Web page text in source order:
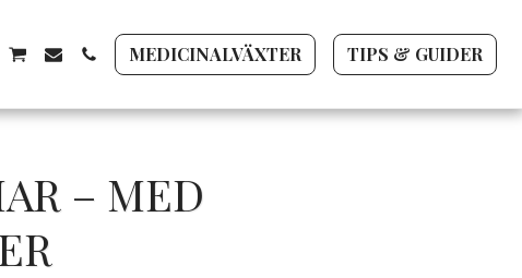
MEDICINALVÄXTER TIPS & GUIDER
– MED